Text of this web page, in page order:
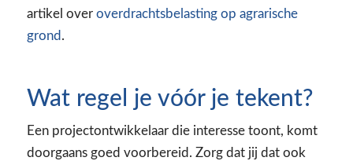
artikel over overdrachtsbelasting op agrarische
grond .
Wat regel je vóór je tekent?
Een projectontwikkelaar die interesse toont, komt
doorgaans goed voorbereid. Zorg dat jij dat ook